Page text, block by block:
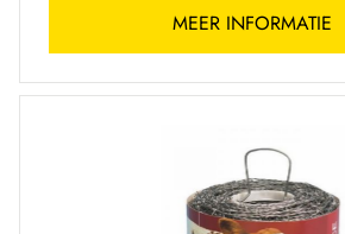
MEER INFORMATIE